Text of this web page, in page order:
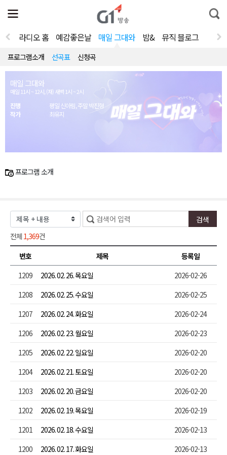
전
체
뉴
열
통
합
라디오 홈 예감좋은날 매일 그대와 밤& 뮤직 블로그
프로그램소개 선곡표 신청곡
매일 그대와
매일 11시 ~ 12시, (재) 새벽 1시 ~ 2시
진행
평일 신아림, 주말 박진형
작가
최유지
프로그램 소개
전체 1,369건
번호
제목
등록일
1209
2026. 02. 26. 목요일
2026-02-26
1208
2026. 02. 25. 수요일
2026-02-25
1207
2026. 02. 24. 화요일
2026-02-24
1206
2026. 02. 23. 월요일
2026-02-23
1205
2026. 02. 22. 일요일
2026-02-20
1204
2026. 02. 21. 토요일
2026-02-20
1203
2026. 02. 20. 금요일
2026-02-20
1202
2026. 02. 19. 목요일
2026-02-19
1201
2026. 02. 18. 수요일
2026-02-13
1200
2026. 02. 17. 화요일 2026-02-13